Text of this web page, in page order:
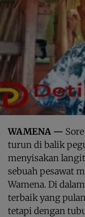
WAMENA —
turun di balik
menyisakan
sebuah pesawat
Wamena. Di
terbaik yang
tetapi dengan